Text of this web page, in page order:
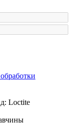
Loctite